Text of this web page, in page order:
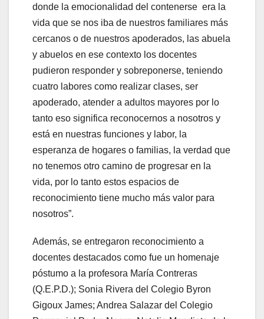
donde la emocionalidad del contenerse era la
vida que se nos iba de nuestros familiares más
cercanos o de nuestros apoderados, las abuela
y abuelos en ese contexto los docentes
pudieron responder y sobreponerse, teniendo
cuatro labores como realizar clases, ser
apoderado, atender a adultos mayores por lo
tanto eso significa reconocernos a nosotros y
está en nuestras funciones y labor, la
esperanza de hogares o familias, la verdad que
no tenemos otro camino de progresar en la
vida, por lo tanto estos espacios de
reconocimiento tiene mucho más valor para
nosotros”.
Además, se entregaron reconocimiento a
docentes destacados como fue un homenaje
póstumo a la profesora María Contreras
(Q.E.P.D.); Sonia Rivera del Colegio Byron
Gigoux James; Andrea Salazar del Colegio